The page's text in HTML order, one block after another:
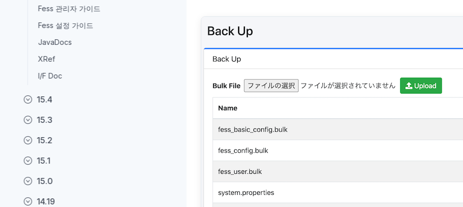
Fess 관리자 가이드
Fess 설정 가이드
JavaDocs
XRef
I/F Doc
15.4
15.3
15.2
15.1
15.0
14.19